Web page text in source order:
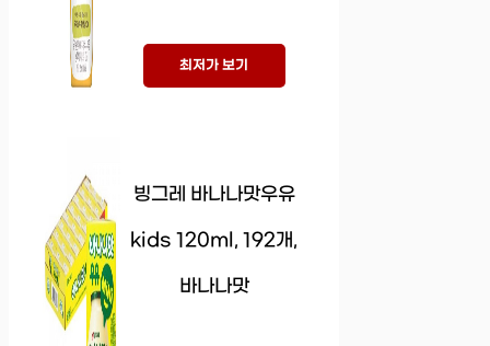
최저가 보기
빙그레 바나나맛우유
kids 120ml, 192개,
바나나맛